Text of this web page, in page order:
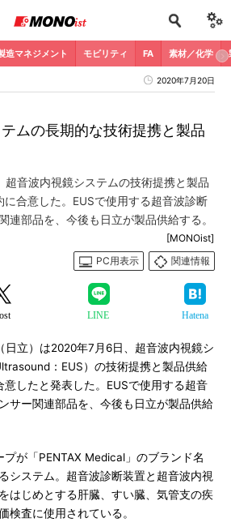
造マネジメント モビリティ FA 素材／化学
2020年7月20日
ムの長期的な技術提携と製品
超音波内視鏡システムの技術提携と製品
合意した。EUSで使用する超音波診断
連部品を、今後も日立が製品供給する。
[MONOist]
PC用表示
関連情報
LINE Hatena
立）は2020年7月6日、超音波内視鏡シ
：EUS）の技術提携と製品供給
したと発表した。EUSで使用する超音
サー関連部品を、今後も日立が製品供給
が「PENTAX Medical」のブランド名
システム。超音波診断装置と超音波内視
はじめとする肝臓、すい臓、気管支の疾
検査に使用されている。